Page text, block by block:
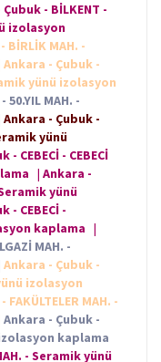
- BİLKENT -
izolasyon
BİRLİK MAH. -
Ankara - Çubuk -
yünü izolasyon
50.YIL MAH. -
Ankara - Çubuk -
yünü
- CEBECİ - CEBECİ
| Ankara -
Seramik yünü
- CEBECİ -
kaplama |
MAH. -
Ankara - Çubuk -
izolasyon
MAH. -
Ankara - Çubuk -
izolasyon kaplama
- Seramik yünü